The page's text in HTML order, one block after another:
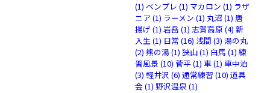
(1) ベンプレ (1) マカロン (1) ラザ
ニア (1) ラーメン (1) 丸沼 (1) 唐
揚げ (1) 岩岳 (1) 志賀高原(4) 新
入生(1) 日常 (16) 浅間 (3) 湯の丸
(2) 熊の湯(1) 狭山(1) 白馬 (1) 練
習風景(10) 菅平(1) 車(1) 車中泊
(3) 軽井沢 (6) 通常練習 (10) 道具
会 (1) 野沢温泉(1)